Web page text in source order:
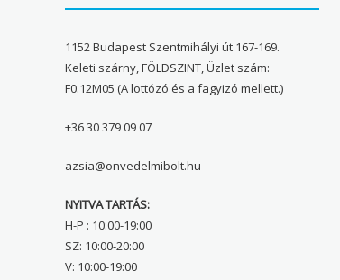
1152 Budapest Szentmihályi út 167-169.
Keleti szárny, FÖLDSZINT, Üzlet szám:
F0.12M05 (A lottózó és a fagyizó mellett.)
+36 30 379 09 07
azsia@onvedelmibolt.hu
NYITVA TARTÁS:
H-P : 10:00-19:00
SZ: 10:00-20:00
V: 10:00-19:00